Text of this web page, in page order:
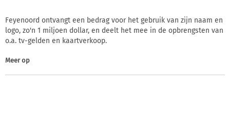
Feyenoord ontvangt een bedrag voor het gebruik van zijn naam en
logo, zo'n 1 miljoen dollar, en deelt het mee in de opbrengsten van
o.a. tv-gelden en kaartverkoop.
Meer op